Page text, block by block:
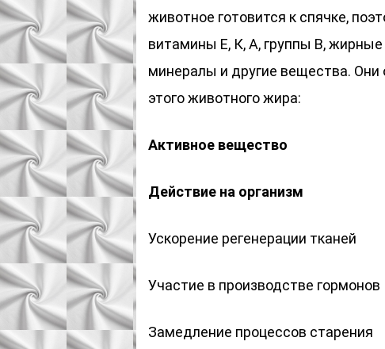
животное готовится к спячке,
витамины Е, К, А, группы В,
минералы и другие вещества.
этого животного жира:
Активное вещество
Действие на организм
Ускорение регенерации тканей
Участие в производстве гормонов
Замедление процессов старения